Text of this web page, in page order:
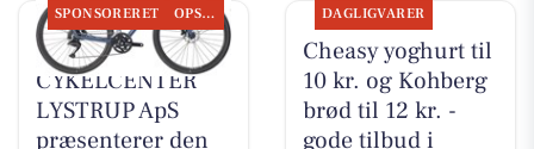
SPONSORERET OPSLAGSTAVLEN
MOSQUITO
CYKELCENTER
LYSTRUP ApS
præsenterer den
DAGLIGVARER
Cheasy yoghurt til
10 kr. og Kohberg
brød til 12 kr. -
gode tilbud i